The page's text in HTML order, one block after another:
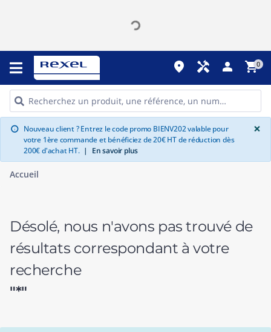
place handyman person shopping_cart0
info Nouveau client ? Entrez le code promo BIENV202 valable pour
votre 1ère commande et bénéficiez de 20€ HT de réduction dès
200€ d'achat HT. | En savoir plus
×
Accueil
Désolé, nous n'avons pas trouvé de
résultats correspondant à votre
recherche
"*"